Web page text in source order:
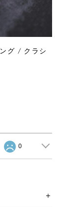
グ / クラシ
0